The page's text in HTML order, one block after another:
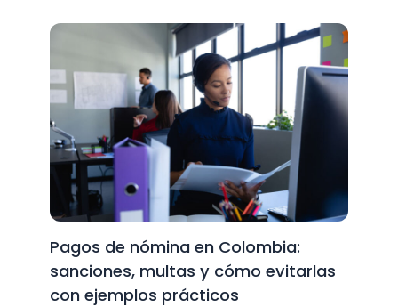
Pagos de nómina en Colombia:
sanciones, multas y cómo evitarlas
con ejemplos prácticos